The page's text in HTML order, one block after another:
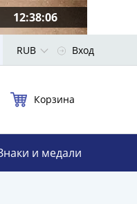
12:38:05
RUB Вход
Корзина
и медали